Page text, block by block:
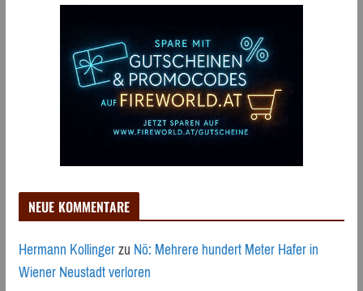
NEUE KOMMENTARE
Hermann KollingerzuNö: Mehrere hundert Meter Hafer in
Wiener Neustadt verloren